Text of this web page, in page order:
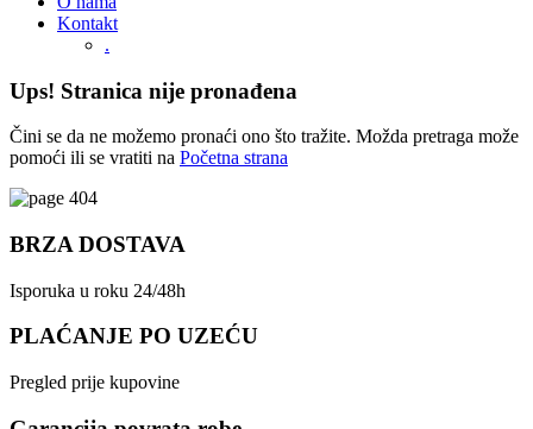
Kontakt
.
Ups! Stranica nije pronađena
Čini se da ne možemo pronaći ono što tražite. Možda pretraga može
pomoći ili se vratiti na Početna strana
BRZA DOSTAVA
Isporuka u roku 24/48h
PLAĆANJE PO UZEĆU
Pregled prije kupovine